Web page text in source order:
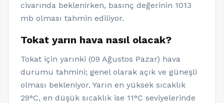
civarında beklenirken, basınç değerinin 1013
mb olması tahmin ediliyor.
Tokat yarın hava nasıl olacak?
Tokat için yarınki (09 Ağustos Pazar) hava
durumu tahmini; genel olarak açık ve güneşli
olması bekleniyor. Yarın en yüksek sıcaklık
29°C, en düşük sıcaklık ise 11°C seviyelerinde